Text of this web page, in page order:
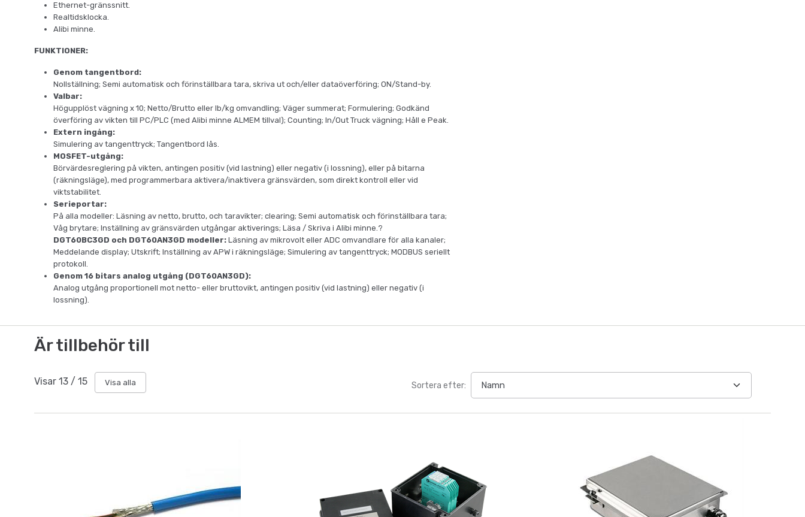
Ethernet-gränssnitt.
Realtidsklocka.
Alibi minne.
FUNKTIONER:
Genom tangentbord:
Nollställning; Semi automatisk och förinställbara tara, skriva ut och/eller dataöverföring; ON/Stand-by.
Valbar:
Högupplöst vägning x 10; Netto/Brutto eller lb/kg omvandling; Väger summerat; Formulering; Godkänd
överföring av vikten till PC/PLC (med Alibi minne ALMEM tillval); Counting; In/Out Truck vägning; Håll e Peak.
Extern ingång:
Simulering av tangenttryck; Tangentbord lås.
MOSFET-utgång:
Börvärdesreglering på vikten, antingen positiv (vid lastning) eller negativ (i lossning), eller på bitarna
(räkningsläge), med programmerbara aktivera/inaktivera gränsvärden, som direkt kontroll eller vid
viktstabilitet.
Serieportar:
På alla modeller: Läsning av netto, brutto, och taravikter; clearing; Semi automatisk och förinställbara tara;
Våg brytare; Inställning av gränsvärden utgångar aktiverings; Läsa / Skriva i Alibi minne.?
DGT60BC3GD och DGT60AN3GD modeller: Läsning av mikrovolt eller ADC omvandlare för alla kanaler;
Meddelande display; Utskrift; Inställning av APW i räkningsläge; Simulering av tangenttryck; MODBUS seriellt
protokoll.
Genom 16 bitars analog utgång (DGT60AN3GD):
Analog utgång proportionell mot netto- eller bruttovikt, antingen positiv (vid lastning) eller negativ (i
lossning).
Är tillbehör till
Visar 13 / 15 Visa alla Sortera efter: